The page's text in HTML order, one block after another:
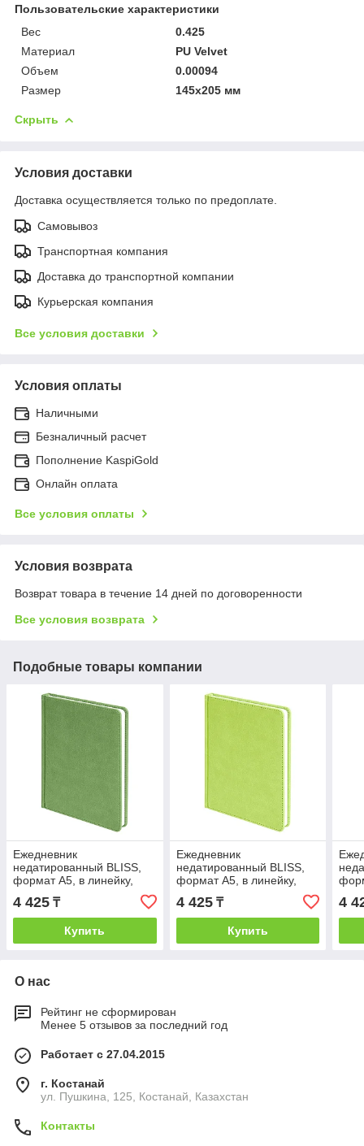
Пользовательские характеристики
Вес
0.425
Материал
PU Velvet
Объем
0.00094
Размер
145х205 мм
Скрыть
Условия доставки
Доставка осуществляется только по предоплате.
Самовывоз
Транспортная компания
Доставка до транспортной компании
Курьерская компания
Все условия доставки
Условия оплаты
Наличными
Безналичный расчет
Пополнение KaspiGold
Онлайн оплата
Все условия оплаты
Условия возврата
Возврат товара в течение 14 дней по договоренности
Все условия возврата
Подобные товары компании
Ежедневник
недатированный BLISS,
формат А5, в линейку,
Зеленый, -, 24601 19
4 425 ₸
Купить
Ежедневник
недатированный BLISS,
формат А5, в линейку,
Зеленый, -, 24601 27
4 425₸
Купить
4
О нас
Рейтинг не сформирован
Менее 5 отзывов за последний год
Работает с 27.04.2015
г. Костанай
ул. Пушкина, 125, Костанай, Казахстан
Контакты